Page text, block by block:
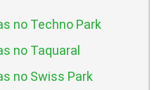
no Techno Park
no Taquaral
no Swiss Park